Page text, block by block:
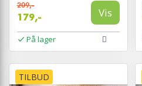
209,-
179,- Vis
På lager
TILBUD